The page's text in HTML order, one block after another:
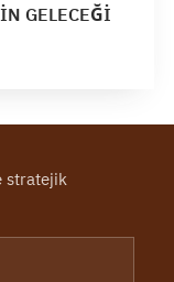
GELECEĞİ
stratejik